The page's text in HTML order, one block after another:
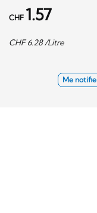
CHF 1.57
CHF6.28/Litre
Me